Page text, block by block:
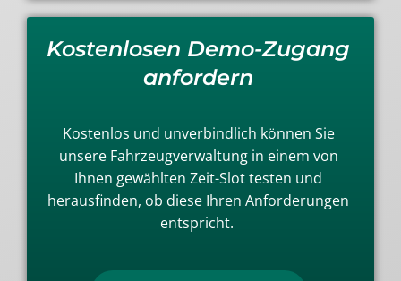
Kostenlosen Demo-Zugang
anfordern
Kostenlos und unverbindlich können Sie
unsere Fahrzeugverwaltung in einem von
Ihnen gewählten Zeit-Slot testen und
herausfinden, ob diese Ihren Anforderungen
entspricht.